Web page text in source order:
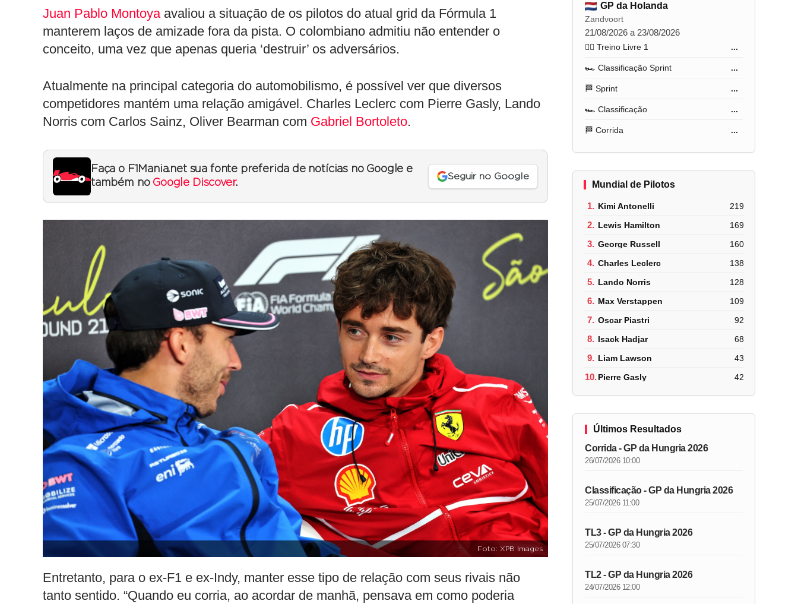
Juan Pablo Montoyaavaliou a situação de os pilotos do atual grid da Fórmula 1
manterem laços de amizade fora da pista. O colombiano admitiu não entender o
conceito, uma vez que apenas queria ‘destruir’ os adversários.
Atualmente na principal categoria do automobilismo, é possível ver que diversos
competidores mantém uma relação amigável. Charles Leclerc com Pierre Gasly, Lando
Norris com Carlos Sainz, Oliver Bearman com Gabriel Bortoleto.
Faça o F1Mania.net sua fonte preferida de notícias no Google e
também no Google Discover.
Seguir no Google
Foto: XPB Images
Entretanto, para o ex-F1 e ex-Indy, manter esse tipo de relação com seus rivais não
tanto sentido. “Quando eu corria, ao acordar de manhã, pensava em como poderia
GP da Holanda
Zandvoort
21/08/2026 a 23/08/2026
🏋️‍♂️ Treino Livre 1 ...
🏎️ Classificação Sprint ...
🏁 Sprint ...
🏎️ Classificação ...
🏁 Corrida ...
Mundial de Pilotos
1. Kimi Antonelli 219
2. Lewis Hamilton 169
3. George Russell 160
4. Charles Leclerc 138
5. Lando Norris 128
6. Max Verstappen 109
7. Oscar Piastri 92
8. Isack Hadjar 68
9. Liam Lawson 43
10.Pierre Gasly 42
Últimos Resultados
Corrida - GP da Hungria 2026
26/07/2026 10:00
Classificação - GP da Hungria 2026
25/07/2026 11:00
TL3 - GP da Hungria 2026
25/07/2026 07:30
TL2 - GP da Hungria 2026
24/07/2026 12:00